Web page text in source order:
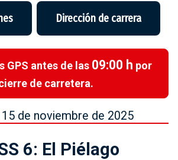
Dirección de carrera
GPS antes de las 09:00 h por
de carretera.
15 de noviembre de 2025
6: El Piélago